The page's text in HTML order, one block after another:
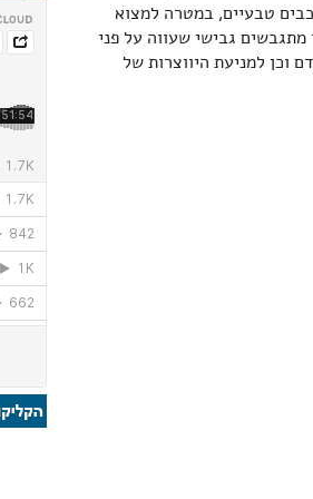
טבעיים, במטרה למצוא
גבישי שעווה על פני
וכן למניעת היווצרות של